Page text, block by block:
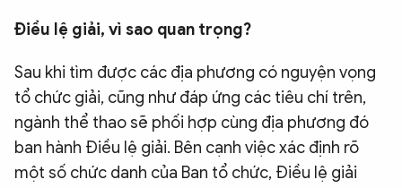
Điều lệ giải, vì sao quan trọng?
Sau khi tìm được các địa phương có nguyện vọng
tổ chức giải, cũng như đáp ứng các tiêu chí trên,
ngành thể thao sẽ phối hợp cùng địa phương đó
ban hành Điều lệ giải. Bên cạnh việc xác định rõ
một số chức danh của Ban tổ chức, Điều lệ giải